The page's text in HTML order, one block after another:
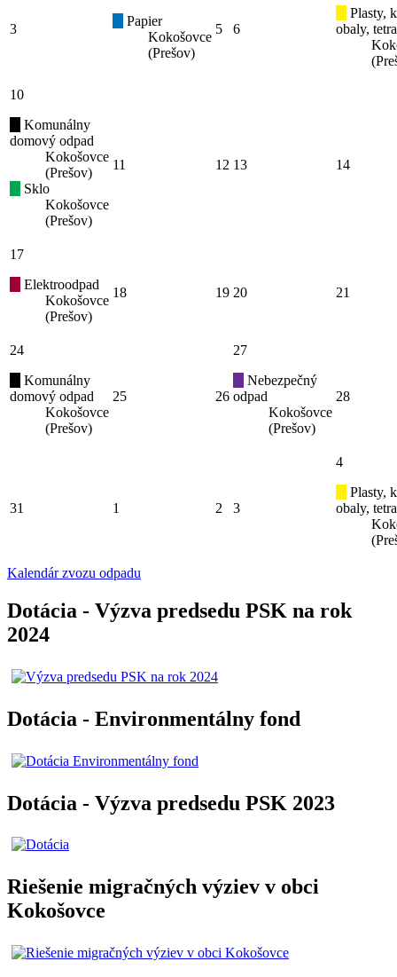
3
Papier
Kokošovce
(Prešov)
5 6
Plasty,
obaly,
10
Komunálny
domový odpad
Kokošovce
(Prešov)
Sklo
Kokošovce
(Prešov)
11 12 13 14
17
Elektroodpad
Kokošovce
(Prešov)
18 19 20 21
24
Komunálny
domový odpad
Kokošovce
(Prešov)
25 26
27
Nebezpečný
odpad
Kokošovce
(Prešov)
28
31 1 2 3
4
Plasty,
obaly,
Kalendár zvozu odpadu
Dotácia - Výzva predsedu PSK na rok
2024
Dotácia - Environmentálny fond
Dotácia - Výzva predsedu PSK 2023
Riešenie migračných výziev v obci
Kokošovce